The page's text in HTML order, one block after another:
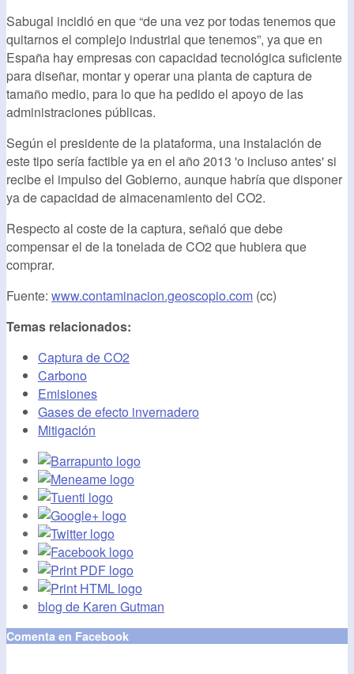
Sabugal incidió en que “de una vez por todas tenemos que
quitarnos el complejo industrial que tenemos”, ya que en
España hay empresas con capacidad tecnológica suficiente
para diseñar, montar y operar una planta de captura de
tamaño medio, para lo que ha pedido el apoyo de las
administraciones públicas.
Según el presidente de la plataforma, una instalación de
este tipo sería factible ya en el año 2013 'o incluso antes' si
recibe el impulso del Gobierno, aunque habría que disponer
ya de capacidad de almacenamiento del CO2.
Respecto al coste de la captura, señaló que debe
compensar el de la tonelada de CO2 que hubiera que
comprar.
Fuente: www.contaminacion.geoscopio.com (cc)
Temas relacionados:
Captura de CO2
Carbono
Emisiones
Gases de efecto invernadero
Mitigación
blog de Karen Gutman
Comenta en Facebook